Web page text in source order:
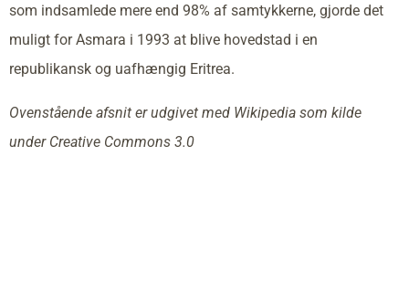
som indsamlede mere end 98% af samtykkerne, gjorde det
muligt for Asmara i 1993 at blive hovedstad i en
republikansk og uafhængig Eritrea.
Ovenstående afsnit er udgivet med Wikipedia som kilde
under Creative Commons 3.0